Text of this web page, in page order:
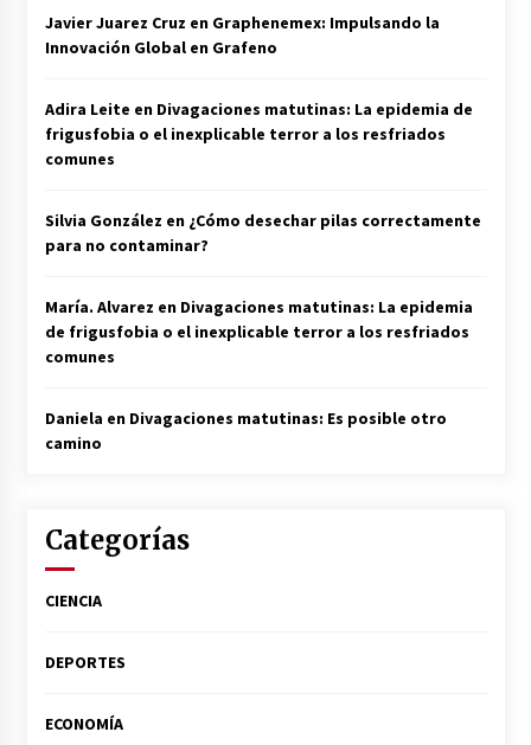
Javier Juarez Cruz en Graphenemex: Impulsando la
Innovación Global en Grafeno
Adira Leite en Divagaciones matutinas: La epidemia de
frigusfobia o el inexplicable terror a los resfriados
comunes
Silvia González en ¿Cómo desechar pilas correctamente
para no contaminar?
María. Alvarez en Divagaciones matutinas: La epidemia
de frigusfobia o el inexplicable terror a los resfriados
comunes
Daniela en Divagaciones matutinas: Es posible otro
camino
Categorías
CIENCIA
DEPORTES
ECONOMÍA